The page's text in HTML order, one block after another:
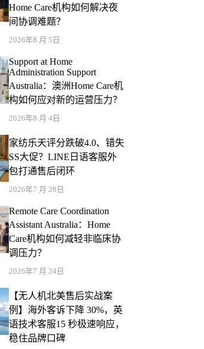
Home Care机构如何解决夜
间协调难题？
2026年8 月 5日
Support at Home
Administration Support
Australia：澳洲Home Care机
构如何应对新的运营压力？
2026年8 月 4日
家纺乐天评分跌破4.0、错失
SS大促？LINE日语客服外
包打通售后闭环
2026年7 月 28日
Remote Care Coordination
Assistant Australia：Home
Care机构如何减轻非临床协
调压力？
2026年7 月 24日
【无人机北美售后实战案
例】海外客诉下降 30%，英
语技术客服15 秒极速响应，
稳住品牌口碑